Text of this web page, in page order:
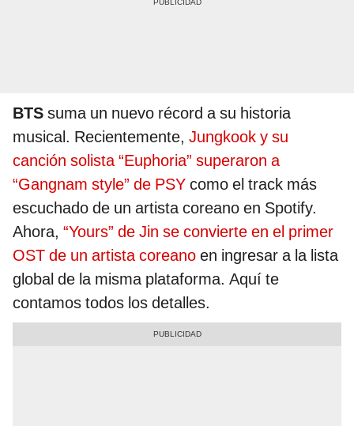
BTS suma un nuevo récord a su historia
musical. Recientemente, Jungkook y su
canción solista “Euphoria” superaron a
“Gangnam style” de PSY como el track más
escuchado de un artista coreano en Spotify.
Ahora, “Yours” de Jin se convierte en el primer
OST de un artista coreano en ingresar a la lista
global de la misma plataforma. Aquí te
contamos todos los detalles.